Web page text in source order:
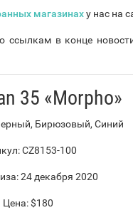
магазинаху нас на
в конце
35 «Morpho»
Бирюзовый, Синий
CZ8153-100
24 декабря 2020
Цена: $180